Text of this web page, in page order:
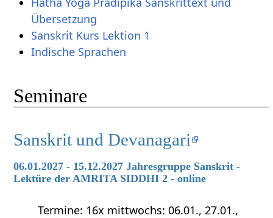
Übersetzung
Sanskrit Kurs Lektion 1
Indische Sprachen
Seminare
Sanskrit und Devanagari
06.01.2027 - 15.12.2027 Jahresgruppe Sanskrit -
Lektüre der AMRITA SIDDHI 2 - online
Termine: 16x mittwochs: 06.01., 27.01.,